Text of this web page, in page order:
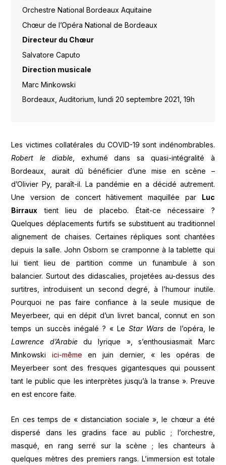
Orchestre National Bordeaux Aquitaine
Chœur de l’Opéra National de Bordeaux
Directeur du Chœur
Salvatore Caputo
Direction musicale
Marc Minkowski
Bordeaux, Auditorium, lundi 20 septembre 2021, 19h
Les victimes collatérales du COVID-19 sont indénombrables.
Robert le diable, exhumé dans sa quasi-intégralité à
Bordeaux, aurait dû bénéficier d’une mise en scène –
d’Olivier Py, paraît-il. La pandémie en a décidé autrement.
Une version de concert hâtivement maquillée par Luc
Birraux tient lieu de placebo. Était-ce nécessaire ?
Quelques déplacements furtifs se substituent au traditionnel
alignement de chaises. Certaines répliques sont chantées
depuis la salle. John Osborn se cramponne à la tablette qui
lui tient lieu de partition comme un funambule à son
balancier. Surtout des didascalies, projetées au-dessus des
surtitres, introduisent un second degré, à l’humour inutile.
Pourquoi ne pas faire confiance à la seule musique de
Meyerbeer, qui en dépit d’un livret bancal, connut en son
temps un succès inégalé ? « LeStar Warsde l’opéra, le
Lawrence d’Arabiedu lyrique », s’enthousiasmait Marc
Minkowski ici-même en juin dernier, « les opéras de
Meyerbeer sont des fresques gigantesques qui poussent
tant le public que les interprètes jusqu’à la transe ». Preuve
en est encore faite.
En ces temps de « distanciation sociale », le chœur a été
dispersé dans les gradins face au public ; l’orchestre,
masqué, en rang serré sur la scène ; les chanteurs à
quelques mètres des premiers rangs. L’immersion est totale